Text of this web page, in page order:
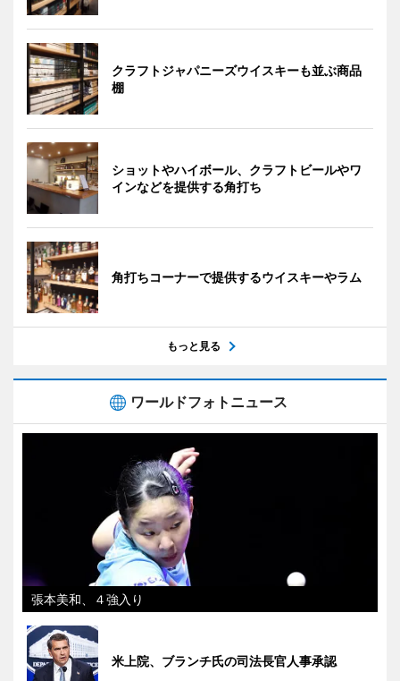
クラフトジャパニーズウイスキーも並ぶ商品
棚
ショットやハイボール、クラフトビールやワ
インなどを提供する角打ち
角打ちコーナーで提供するウイスキーやラム
もっと見る
ワールドフォトニュース
張本美和、４強入り
米上院、ブランチ氏の司法長官人事承認